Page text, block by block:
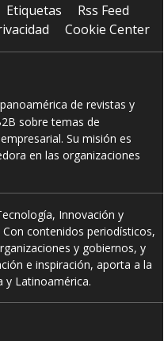
Etiquetas
Rss Feed
Cookie Center
de revistas y
sobre temas de
Su misión es
en las organizaciones
Innovación y
contenidos periodísticos,
y gobiernos, y
e inspiración, aporta a la
y Latinoamérica.